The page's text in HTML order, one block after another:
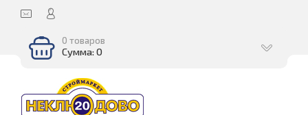
0 товаров
Сумма: 0